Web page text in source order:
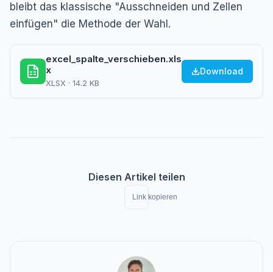
bleibt das klassische "Ausschneiden und Zellen
einfügen" die Methode der Wahl.
excel_spalte_verschieben.xls
x
XLSX · 14.2 KB
Download
Diesen Artikel teilen
Link kopieren